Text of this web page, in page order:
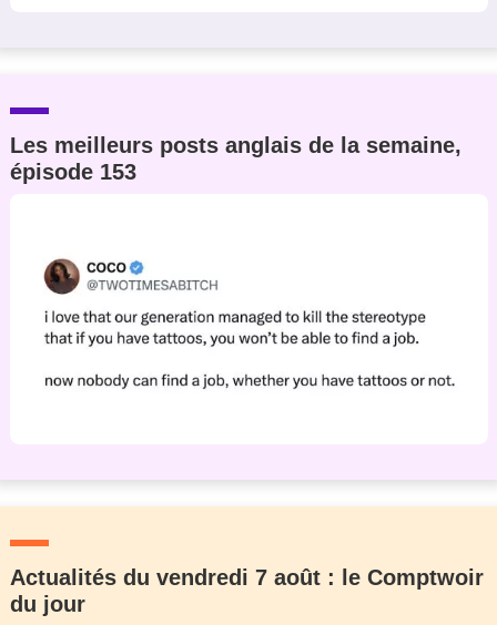
Les meilleurs posts anglais de la semaine,
épisode 153
Actualités du vendredi 7 août : le Comptwoir
du jour